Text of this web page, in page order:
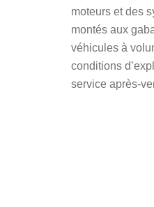
moteurs et des
montés aux
véhicules à
conditions
service après-